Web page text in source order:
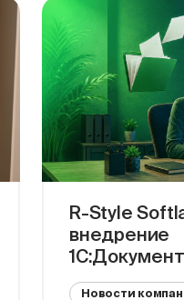
R-Style
внедрение
РСХБ
Новости